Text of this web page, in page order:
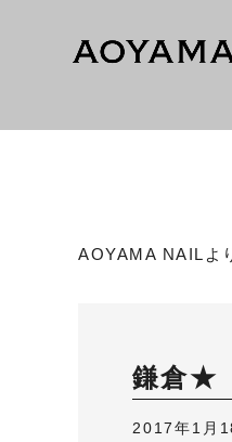
AOYAMA NAILよ
鎌倉★
2017年1月